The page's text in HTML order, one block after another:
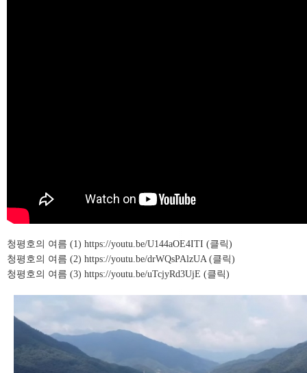
청평호의 여름 (1) https://youtu.be/U144aOE4ITI (클릭)
청평호의 여름 (2) https://youtu.be/drWQsPAlzUA (클릭)
청평호의 여름 (3) https://youtu.be/uTcjyRd3UjE (클릭)